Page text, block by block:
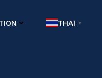
THAI ▼